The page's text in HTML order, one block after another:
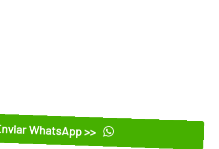
WhatsApp >>